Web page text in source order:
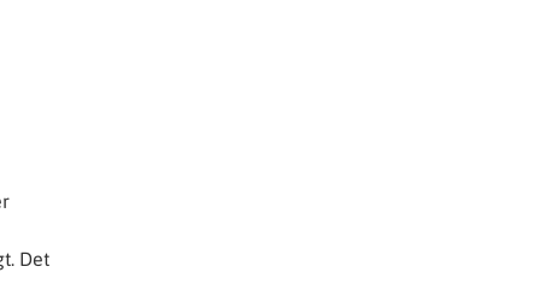
Det